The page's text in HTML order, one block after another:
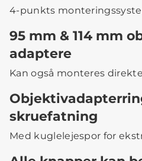
4-punkts
95 mm & 114 mm
adaptere
Kan også monteres
skruefatning
Med kuglelejespor for